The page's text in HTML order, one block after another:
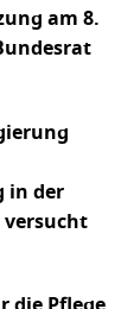
am 8.
in der
versucht